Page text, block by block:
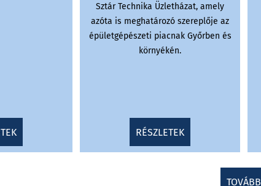
Sztár Technika Üzletházat, amely
azóta is meghatározó szereplője az
épületgépészeti piacnak Győrben és
környékén.
RÉSZLETEK
TOVÁBB